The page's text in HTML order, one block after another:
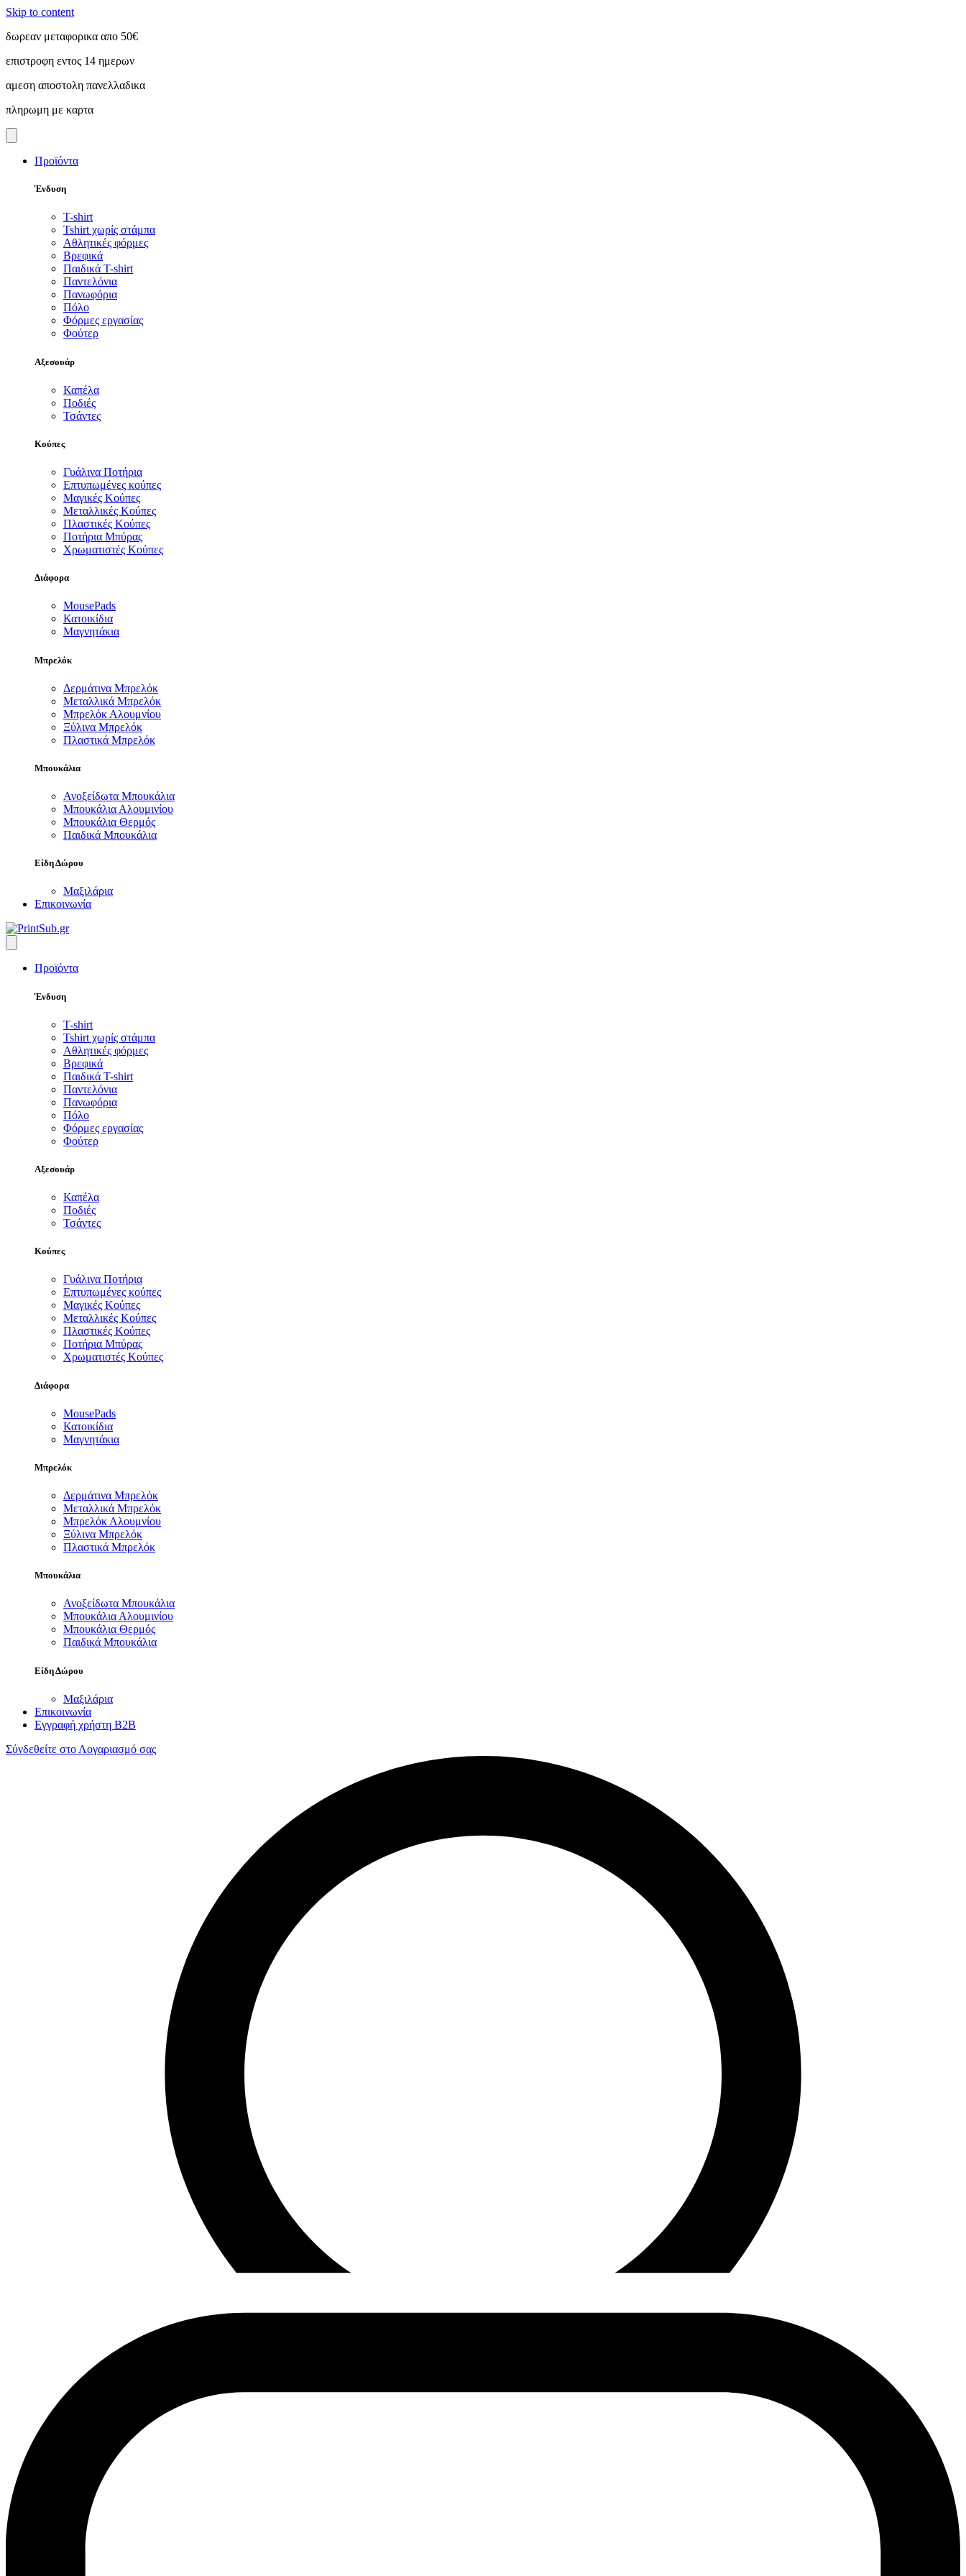
Skip to content
δωρεαν μεταφορικα απο 50€
επιστροφη εντος 14 ημερων
αμεση αποστολη πανελλαδικα
πληρωμη με καρτα
Προϊόντα
Ένδυση
T-shirt
Tshirt χωρίς στάμπα
Αθλητικές φόρμες
Βρεφικά
Παιδικά T-shirt
Παντελόνια
Πανωφόρια
Πόλο
Φόρμες εργασίας
Φούτερ
Αξεσουάρ
Καπέλα
Ποδιές
Τσάντες
Κούπες
Γυάλινα Ποτήρια
Επτυπωμένες κούπες
Μαγικές Κούπες
Μεταλλικές Κούπες
Πλαστικές Κούπες
Ποτήρια Μπύρας
Χρωματιστές Κούπες
Διάφορα
MousePads
Κατοικίδια
Μαγνητάκια
Μπρελόκ
Δερμάτινα Μπρελόκ
Μεταλλικά Μπρελόκ
Μπρελόκ Αλουμνίου
Ξύλινα Μπρελόκ
Πλαστικά Μπρελόκ
Μπουκάλια
Ανοξείδωτα Μπουκάλια
Μπουκάλια Αλουμινίου
Μπουκάλια Θερμός
Παιδικά Μπουκάλια
Είδη Δώρου
Μαξιλάρια
Επικοινωνία
Προϊόντα
Ένδυση
T-shirt
Tshirt χωρίς στάμπα
Αθλητικές φόρμες
Βρεφικά
Παιδικά T-shirt
Παντελόνια
Πανωφόρια
Πόλο
Φόρμες εργασίας
Φούτερ
Αξεσουάρ
Καπέλα
Ποδιές
Τσάντες
Κούπες
Γυάλινα Ποτήρια
Επτυπωμένες κούπες
Μαγικές Κούπες
Μεταλλικές Κούπες
Πλαστικές Κούπες
Ποτήρια Μπύρας
Χρωματιστές Κούπες
Διάφορα
MousePads
Κατοικίδια
Μαγνητάκια
Μπρελόκ
Δερμάτινα Μπρελόκ
Μεταλλικά Μπρελόκ
Μπρελόκ Αλουμνίου
Ξύλινα Μπρελόκ
Πλαστικά Μπρελόκ
Μπουκάλια
Ανοξείδωτα Μπουκάλια
Μπουκάλια Αλουμινίου
Μπουκάλια Θερμός
Παιδικά Μπουκάλια
Είδη Δώρου
Μαξιλάρια
Επικοινωνία
Εγγραφή χρήστη B2B
Σύνδεθείτε στο Λογαριασμό σας